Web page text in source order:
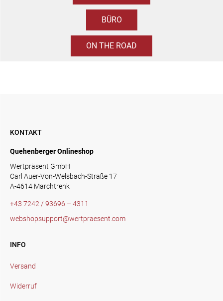
BÜRO
ON THE ROAD
KONTAKT
Quehenberger Onlineshop
Wertpräsent GmbH
Carl Auer-Von-Welsbach-Straße 17
A-4614 Marchtrenk
+43 7242 / 93696 – 4311
webshopsupport@wertpraesent.com
INFO
Versand
Widerruf